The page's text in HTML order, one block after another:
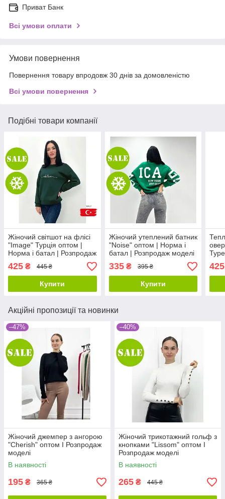
Приват Банк
Всі умови оплати
Умови повернення
Повернення товару впродовж 30 днів за домовленістю
Всі умови повернення
Подібні товари компанії
Жіночий світшот на флісі
"Image" Турція оптом |
Норма і батал | Розпродаж
моделі
425 ₴ 445 ₴
Купити
Жіночий утеплений батник
"Noise" оптом | Норма і
батал | Розпродаж моделі
335₴ 395 ₴
Купити
425
Акційні пропозиції та новинки
–47%
Жіночий джемпер з ангорою
"Cherish" оптом I Розпродаж
моделі
В наявності
195 ₴ 365 ₴
–40%
Жіночий трикотажний гольф з
кнопками "Lissom" оптом I
Розпродаж моделі
В наявності
265 ₴ 445 ₴